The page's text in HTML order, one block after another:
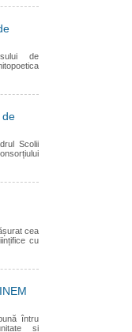
de
de
Scolii
cea
cu
întru
și